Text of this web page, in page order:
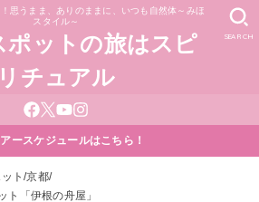
思うまま、ありのままに、いつも自然体～みほ
スタイル～
ポットの旅はスピ
リチュアル
SEARCH
ースケジュールはこちら！
ト 京都
ト「伊根の舟屋」